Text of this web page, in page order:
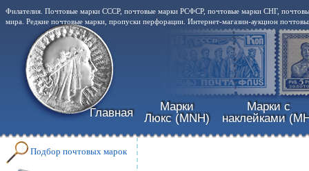
Филателия. Почтовые марки СССР, почтовые марки РСФСР, почтовые марки СНГ,
мира. Редкие почтовые марки, пропуски перфорации. Интернет-магазин-аукцион
Главная
Марки
Люкс (MNH)
Марки с
наклейками
Подбор почтовых марок